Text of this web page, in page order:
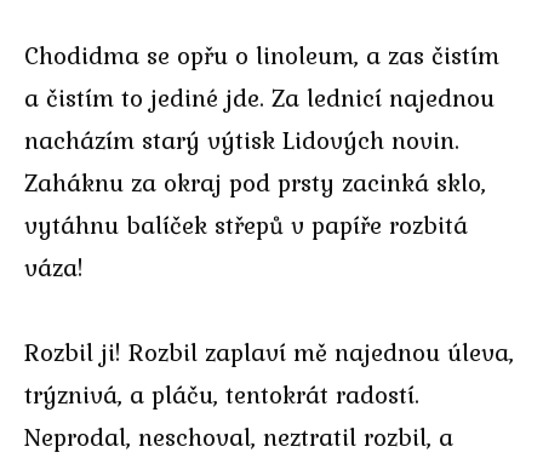
Chodidma se opřu o linoleum, a zas čistím
a čistím to jediné jde. Za lednicí najednou
nacházím starý výtisk Lidových novin.
Zaháknu za okraj pod prsty zacinká sklo,
vytáhnu balíček střepů v papíře rozbitá
váza!
Rozbil ji! Rozbil zaplaví mě najednou úleva,
trýznivá, a pláču, tentokrát radostí.
Neprodal, neschoval, neztratil rozbil, a